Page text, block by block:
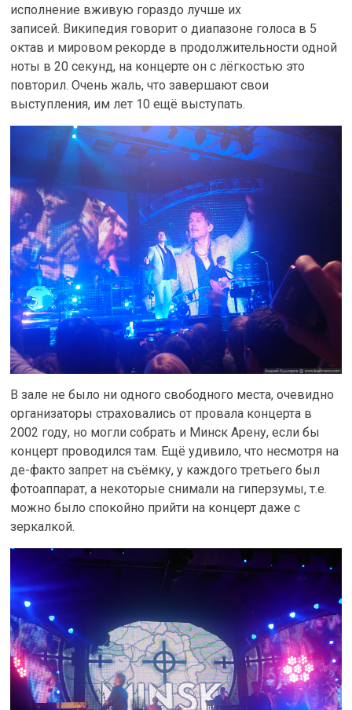
исполнение вживую гораздо лучше их
записей. Википедия говорит о диапазоне голоса в 5
октав и мировом рекорде в продолжительности одной
ноты в 20 секунд, на концерте он с лёгкостью это
повторил. Очень жаль, что завершают свои
выступления, им лет 10 ещё выступать.
В зале не было ни одного свободного места, очевидно
организаторы страховались от провала концерта в
2002 году, но могли собрать и Минск Арену, если бы
концерт проводился там. Ещё удивило, что несмотря на
де-факто запрет на съёмку, у каждого третьего был
фотоаппарат, а некоторые снимали на гиперзумы, т.е.
можно было спокойно прийти на концерт даже с
зеркалкой.